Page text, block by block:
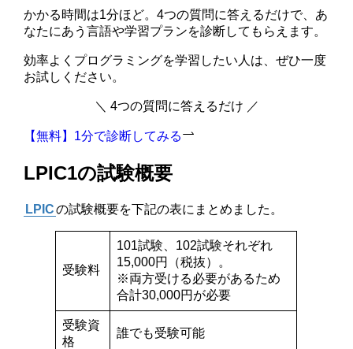
かかる時間は1分ほど。4つの質問に答えるだけで、あ
なたにあう言語や学習プランを診断してもらえます。
効率よくプログラミングを学習したい人は、ぜひ一度
お試しください。
＼ 4つの質問に答えるだけ ／
【無料】1分で診断してみる
LPIC1の試験概要
LPICの試験概要を下記の表にまとめました。
受験料
101試験、102試験それぞれ
15,000円（税抜）。
※両方受ける必要があるため
合計30,000円が必要
受験資
格
誰でも受験可能